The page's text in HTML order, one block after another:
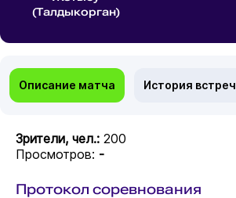
(Талдыкорган)
Описание матча История встреч
Зрители, чел.: 200
Просмотров: -
Протокол соревнования